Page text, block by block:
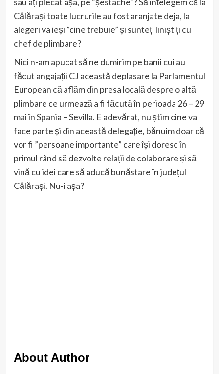
Călărași toate lucrurile au fost aranjate deja, la
alegeri va ieși ”cine trebuie” și sunteți liniștiți cu
chef de plimbare?
Nici n-am apucat să ne dumirim pe banii cui au
făcut angajații CJ această deplasare la Parlamentul
European că aflăm din presa locală despre o altă
plimbare ce urmează a fi făcută în perioada 26 – 29
mai în Spania – Sevilla. E adevărat, nu știm cine va
face parte și din această delegație, bănuim doar că
vor fi ”persoane importante” care își doresc în
primul rând să dezvolte relații de colaborare și să
vină cu idei care să aducă bunăstare în județul
Călărași. Nu-i așa?
About Author